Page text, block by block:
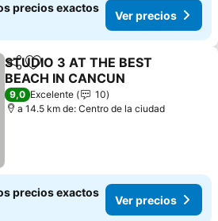
precios exactos
Ver precios
CompartirAgregar a favoritos
STUDIO 3 AT THE BEST
BEACH IN CANCUN
9,0 Excelente
10
a 14.5 km de: Centro de la ciudad
precios exactos
Ver precios